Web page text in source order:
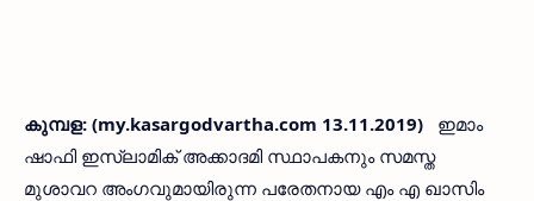
കുമ്പള: (my.kasargodvartha.com 13.11.2019)
ഇമാം
ഷാഫി ഇസ്ലാമിക് അക്കാദമി സ്ഥാപകനും സമസ്ത
മുശാവറ അംഗവുമായിരുന്ന പരേതനായ എം എ ഖാസിം